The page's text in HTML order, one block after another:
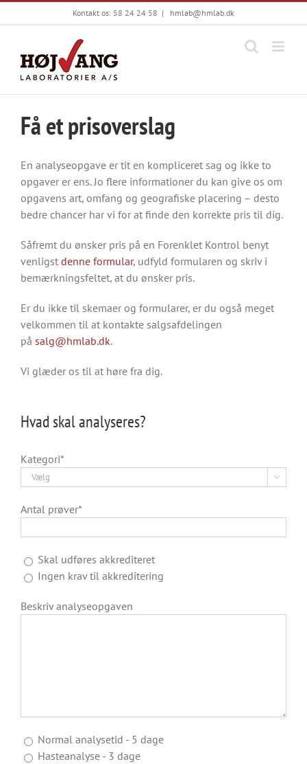
to
Kontakt os: 58 24 24 58 | hmlab@hmlab.dk
Få et prisoverslag
En analyseopgave er tit en kompliceret sag og ikke to
opgaver er ens. Jo flere informationer du kan give os om
opgavens art, omfang og geografiske placering – desto
bedre chancer har vi for at finde den korrekte pris til dig.
Såfremt du ønsker pris på en Forenklet Kontrol benyt
venligst denne formular, udfyld formularen og skriv i
bemærkningsfeltet, at du ønsker pris.
Er du ikke til skemaer og formularer, er du også meget
velkommen til at kontakte salgsafdelingen
på salg@hmlab.dk.
Vi glæder os til at høre fra dig.
Hvad skal analyseres?
Kategori*

Antal prøver*
Skal udføres akkrediteret
Ingen krav til akkreditering
Beskriv analyseopgaven
Normal analysetid - 5 dage
Hasteanalyse - 3 dage